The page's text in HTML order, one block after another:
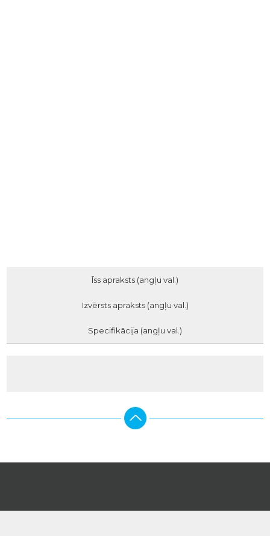
Īss apraksts (angļu val.)
Izvērsts apraksts (angļu val.)
Specifikācija (angļu val.)